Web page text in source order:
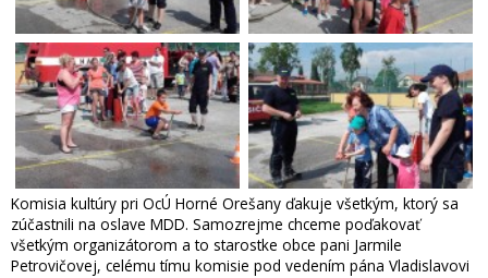
Komisia kultúry pri OcÚ Horné Orešany ďakuje všetkým, ktorý sa
zúčastnili na oslave MDD. Samozrejme chceme poďakovať
všetkým organizátorom a to starostke obce pani Jarmile
Petrovičovej, celému tímu komisie pod vedením pána Vladislavovi